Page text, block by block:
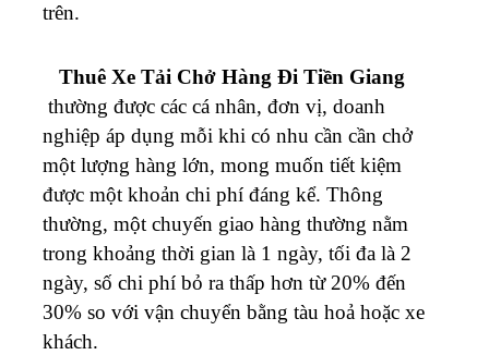
trên.
Thuê Xe Tải Chở Hàng Đi Tiền Giang
thường được các cá nhân, đơn vị, doanh
nghiệp áp dụng mỗi khi có nhu cần cần chở
một lượng hàng lớn, mong muốn tiết kiệm
được một khoản chi phí đáng kể. Thông
thường, một chuyến giao hàng thường nằm
trong khoảng thời gian là 1 ngày, tối đa là 2
ngày, số chi phí bỏ ra thấp hơn từ 20% đến
30% so với vận chuyển bằng tàu hoả hoặc xe
khách.